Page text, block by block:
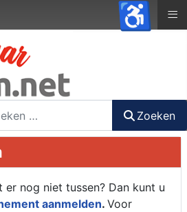
Zoeken
er nog niet tussen? Dan kunt u
aanmelden. Voor
≡
♿